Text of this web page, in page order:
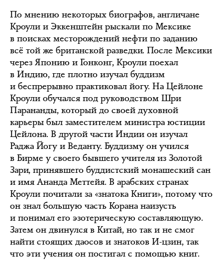
По мнению некоторых биографов, англичане
Кроули и Эккенштейн рыскали по Мексике
в поисках месторождений нефти по заданию
всё той же британской разведки. После Мексики
через Японию и Гонконг, Кроули поехал
в Индию, где плотно изучал буддизм
и беспрерывно практиковал йогу. На Цейлоне
Кроули обучался под руководством Шри
Парананды, который до своей духовной
карьеры был заместителем министра юстиции
Цейлона. В другой части Индии он изучал
Раджа Йогу и Веданту. Буддизму он учился
в Бирме у своего бывшего учителя из Золотой
Зари, принявшего буддистский монашеский сан
и имя Ананда Меттейя. В арабских странах
Кроули почитали за «знатока Книги», потому что
он знал большую часть Корана наизусть
и понимал его эзотерическую составляющую.
Затем он двинулся в Китай, но так и не смог
найти стоящих даосов и знатоков И-цзин, так
что эти учения он постигал с помощью книг.